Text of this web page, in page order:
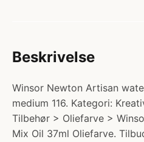
Beskrivelse
Winsor Newton Artisan
medium 116. Kategori:
Tilbehør > Oliefarve >
Mix Oil 37ml Oliefarve.